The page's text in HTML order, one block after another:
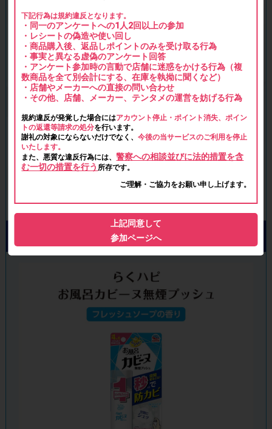
下記行為は規約違反となります。
・同一のアンケートへの1人2回以上の参加
・レシートの偽造や使い回し
・商品購入後、返品しポイントのみを受け取る行為
・事実と異なる虚偽のアンケート回答
・アンケート参加時の言動で店舗に迷惑をかける行為（複
数商品を全て別会計にする、在庫を執拗に聞くなど）
・店舗やメーカーへの直接の問い合わせ
・その他、店舗、メーカー、テンタメの運営を妨げる行為
規約違反が発覚した場合にはアカウント停止・ポイント消失、ポイン
トの返還等請求の処分を行います。
謝礼の対象にならないだけでなく、今後の当サービスのご利用を停止
いたします。
また、悪質な違反行為には、警察への相談並びに法的措置を含
む一切の措置を行う 所存です。
ご理解・ご協力をお願い申し上げます。
上記同意して
参加ページへ